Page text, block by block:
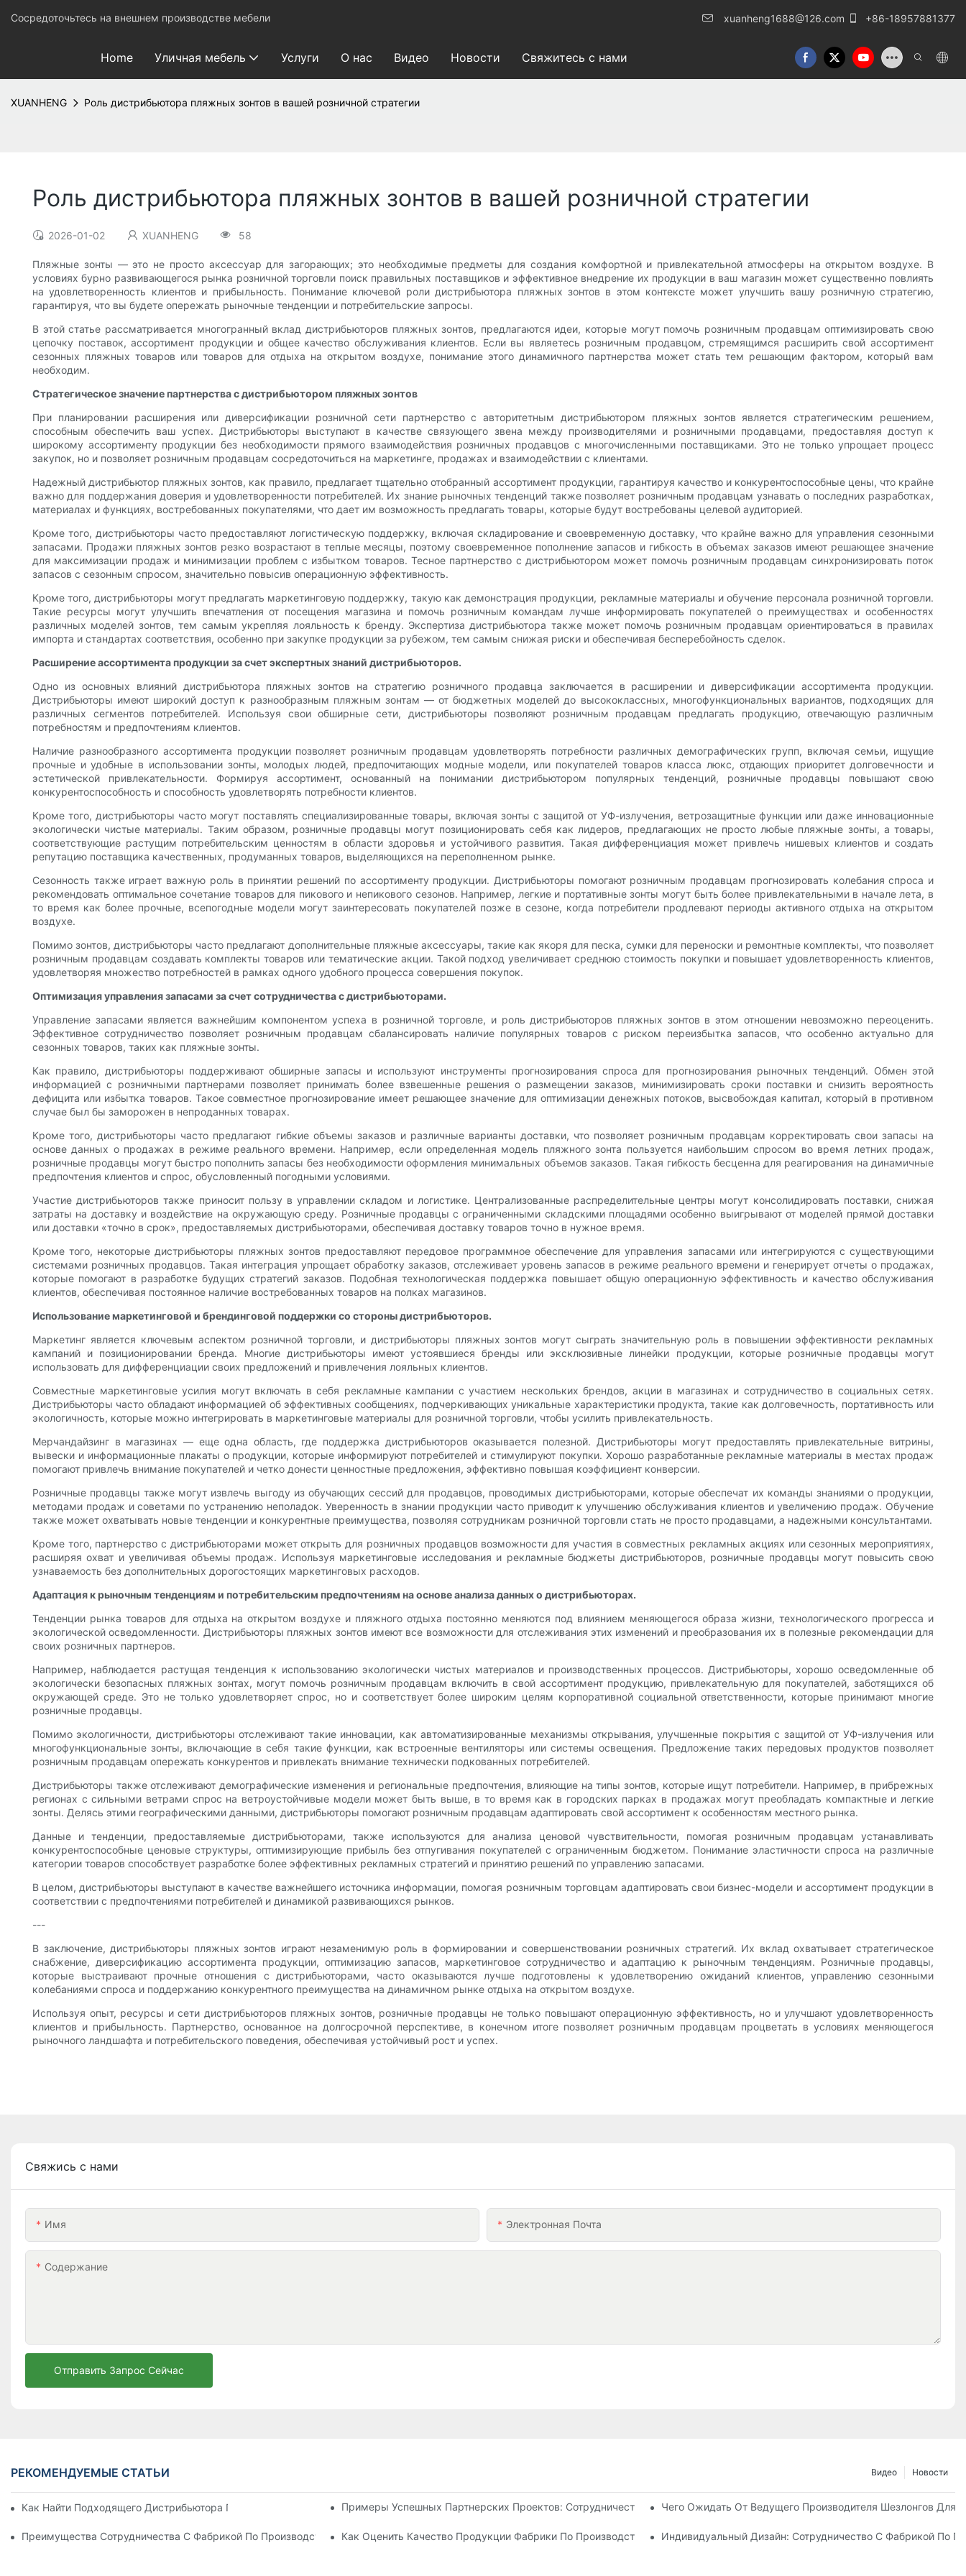
Сосредоточьтесь на внешнем производстве мебели xuanheng1688@126.com +86-18957881377
Home Уличная мебель Услуги О нас Видео Новости Свяжитесь с нами
XUANHENG Роль дистрибьютора пляжных зонтов в вашей розничной стратегии
Роль дистрибьютора пляжных зонтов в вашей розничной стратегии
2026-01-02 XUANHENG 58
Пляжные зонты — это не просто аксессуар для загорающих; это необходимые предметы для создания комфортной и привлекательной атмосферы на открытом воздухе. В
условиях бурно развивающегося рынка розничной торговли поиск правильных поставщиков и эффективное внедрение их продукции в ваш магазин может существенно повлиять
на удовлетворенность клиентов и прибыльность. Понимание ключевой роли дистрибьютора пляжных зонтов в этом контексте может улучшить вашу розничную стратегию,
гарантируя, что вы будете опережать рыночные тенденции и потребительские запросы.
В этой статье рассматривается многогранный вклад дистрибьюторов пляжных зонтов, предлагаются идеи, которые могут помочь розничным продавцам оптимизировать свою
цепочку поставок, ассортимент продукции и общее качество обслуживания клиентов. Если вы являетесь розничным продавцом, стремящимся расширить свой ассортимент
сезонных пляжных товаров или товаров для отдыха на открытом воздухе, понимание этого динамичного партнерства может стать тем решающим фактором, который вам
необходим.
Стратегическое значение партнерства с дистрибьютором пляжных зонтов
При планировании расширения или диверсификации розничной сети партнерство с авторитетным дистрибьютором пляжных зонтов является стратегическим решением,
способным обеспечить ваш успех. Дистрибьюторы выступают в качестве связующего звена между производителями и розничными продавцами, предоставляя доступ к
широкому ассортименту продукции без необходимости прямого взаимодействия розничных продавцов с многочисленными поставщиками. Это не только упрощает процесс
закупок, но и позволяет розничным продавцам сосредоточиться на маркетинге, продажах и взаимодействии с клиентами.
Надежный дистрибьютор пляжных зонтов, как правило, предлагает тщательно отобранный ассортимент продукции, гарантируя качество и конкурентоспособные цены, что крайне
важно для поддержания доверия и удовлетворенности потребителей. Их знание рыночных тенденций также позволяет розничным продавцам узнавать о последних разработках,
материалах и функциях, востребованных покупателями, что дает им возможность предлагать товары, которые будут востребованы целевой аудиторией.
Кроме того, дистрибьюторы часто предоставляют логистическую поддержку, включая складирование и своевременную доставку, что крайне важно для управления сезонными
запасами. Продажи пляжных зонтов резко возрастают в теплые месяцы, поэтому своевременное пополнение запасов и гибкость в объемах заказов имеют решающее значение
для максимизации продаж и минимизации проблем с избытком товаров. Тесное партнерство с дистрибьютором может помочь розничным продавцам синхронизировать поток
запасов с сезонным спросом, значительно повысив операционную эффективность.
Кроме того, дистрибьюторы могут предлагать маркетинговую поддержку, такую ​​как демонстрация продукции, рекламные материалы и обучение персонала розничной торговли.
Такие ресурсы могут улучшить впечатления от посещения магазина и помочь розничным командам лучше информировать покупателей о преимуществах и особенностях
различных моделей зонтов, тем самым укрепляя лояльность к бренду. Экспертиза дистрибьютора также может помочь розничным продавцам ориентироваться в правилах
импорта и стандартах соответствия, особенно при закупке продукции за рубежом, тем самым снижая риски и обеспечивая бесперебойность сделок.
Расширение ассортимента продукции за счет экспертных знаний дистрибьюторов.
Одно из основных влияний дистрибьютора пляжных зонтов на стратегию розничного продавца заключается в расширении и диверсификации ассортимента продукции.
Дистрибьюторы имеют широкий доступ к разнообразным пляжным зонтам — от бюджетных моделей до высококлассных, многофункциональных вариантов, подходящих для
различных сегментов потребителей. Используя свои обширные сети, дистрибьюторы позволяют розничным продавцам предлагать продукцию, отвечающую различным
потребностям и предпочтениям клиентов.
Наличие разнообразного ассортимента продукции позволяет розничным продавцам удовлетворять потребности различных демографических групп, включая семьи, ищущие
прочные и удобные в использовании зонты, молодых людей, предпочитающих модные модели, или покупателей товаров класса люкс, отдающих приоритет долговечности и
эстетической привлекательности. Формируя ассортимент, основанный на понимании дистрибьютором популярных тенденций, розничные продавцы повышают свою
конкурентоспособность и способность удовлетворять потребности клиентов.
Кроме того, дистрибьюторы часто могут поставлять специализированные товары, включая зонты с защитой от УФ-излучения, ветрозащитные функции или даже инновационные
экологически чистые материалы. Таким образом, розничные продавцы могут позиционировать себя как лидеров, предлагающих не просто любые пляжные зонты, а товары,
соответствующие растущим потребительским ценностям в области здоровья и устойчивого развития. Такая дифференциация может привлечь нишевых клиентов и создать
репутацию поставщика качественных, продуманных товаров, выделяющихся на переполненном рынке.
Сезонность также играет важную роль в принятии решений по ассортименту продукции. Дистрибьюторы помогают розничным продавцам прогнозировать колебания спроса и
рекомендовать оптимальное сочетание товаров для пикового и непикового сезонов. Например, легкие и портативные зонты могут быть более привлекательными в начале лета, в
то время как более прочные, всепогодные модели могут заинтересовать покупателей позже в сезоне, когда потребители продлевают периоды активного отдыха на открытом
воздухе.
Помимо зонтов, дистрибьюторы часто предлагают дополнительные пляжные аксессуары, такие как якоря для песка, сумки для переноски и ремонтные комплекты, что позволяет
розничным продавцам создавать комплекты товаров или тематические акции. Такой подход увеличивает среднюю стоимость покупки и повышает удовлетворенность клиентов,
удовлетворяя множество потребностей в рамках одного удобного процесса совершения покупок.
Оптимизация управления запасами за счет сотрудничества с дистрибьюторами.
Управление запасами является важнейшим компонентом успеха в розничной торговле, и роль дистрибьюторов пляжных зонтов в этом отношении невозможно переоценить.
Эффективное сотрудничество позволяет розничным продавцам сбалансировать наличие популярных товаров с риском переизбытка запасов, что особенно актуально для
сезонных товаров, таких как пляжные зонты.
Как правило, дистрибьюторы поддерживают обширные запасы и используют инструменты прогнозирования спроса для прогнозирования рыночных тенденций. Обмен этой
информацией с розничными партнерами позволяет принимать более взвешенные решения о размещении заказов, минимизировать сроки поставки и снизить вероятность
дефицита или избытка товаров. Такое совместное прогнозирование имеет решающее значение для оптимизации денежных потоков, высвобождая капитал, который в противном
случае был бы заморожен в непроданных товарах.
Кроме того, дистрибьюторы часто предлагают гибкие объемы заказов и различные варианты доставки, что позволяет розничным продавцам корректировать свои запасы на
основе данных о продажах в режиме реального времени. Например, если определенная модель пляжного зонта пользуется наибольшим спросом во время летних продаж,
розничные продавцы могут быстро пополнить запасы без необходимости оформления минимальных объемов заказов. Такая гибкость бесценна для реагирования на динамичные
предпочтения клиентов и спрос, обусловленный погодными условиями.
Участие дистрибьюторов также приносит пользу в управлении складом и логистике. Централизованные распределительные центры могут консолидировать поставки, снижая
затраты на доставку и воздействие на окружающую среду. Розничные продавцы с ограниченными складскими площадями особенно выигрывают от моделей прямой доставки
или доставки «точно в срок», предоставляемых дистрибьюторами, обеспечивая доставку товаров точно в нужное время.
Кроме того, некоторые дистрибьюторы пляжных зонтов предоставляют передовое программное обеспечение для управления запасами или интегрируются с существующими
системами розничных продавцов. Такая интеграция упрощает обработку заказов, отслеживает уровень запасов в режиме реального времени и генерирует отчеты о продажах,
которые помогают в разработке будущих стратегий заказов. Подобная технологическая поддержка повышает общую операционную эффективность и качество обслуживания
клиентов, обеспечивая постоянное наличие востребованных товаров на полках магазинов.
Использование маркетинговой и брендинговой поддержки со стороны дистрибьюторов.
Маркетинг является ключевым аспектом розничной торговли, и дистрибьюторы пляжных зонтов могут сыграть значительную роль в повышении эффективности рекламных
кампаний и позиционировании бренда. Многие дистрибьюторы имеют устоявшиеся бренды или эксклюзивные линейки продукции, которые розничные продавцы могут
использовать для дифференциации своих предложений и привлечения лояльных клиентов.
Совместные маркетинговые усилия могут включать в себя рекламные кампании с участием нескольких брендов, акции в магазинах и сотрудничество в социальных сетях.
Дистрибьюторы часто обладают информацией об эффективных сообщениях, подчеркивающих уникальные характеристики продукта, такие как долговечность, портативность или
экологичность, которые можно интегрировать в маркетинговые материалы для розничной торговли, чтобы усилить привлекательность.
Мерчандайзинг в магазинах — еще одна область, где поддержка дистрибьюторов оказывается полезной. Дистрибьюторы могут предоставлять привлекательные витрины,
вывески и информационные плакаты о продукции, которые информируют потребителей и стимулируют покупки. Хорошо разработанные рекламные материалы в местах продаж
помогают привлечь внимание покупателей и четко донести ценностные предложения, эффективно повышая коэффициент конверсии.
Розничные продавцы также могут извлечь выгоду из обучающих сессий для продавцов, проводимых дистрибьюторами, которые обеспечат их команды знаниями о продукции,
методами продаж и советами по устранению неполадок. Уверенность в знании продукции часто приводит к улучшению обслуживания клиентов и увеличению продаж. Обучение
также может охватывать новые тенденции и конкурентные преимущества, позволяя сотрудникам розничной торговли стать не просто продавцами, а надежными консультантами.
Кроме того, партнерство с дистрибьюторами может открыть для розничных продавцов возможности для участия в совместных рекламных акциях или сезонных мероприятиях,
расширяя охват и увеличивая объемы продаж. Используя маркетинговые исследования и рекламные бюджеты дистрибьюторов, розничные продавцы могут повысить свою
узнаваемость без дополнительных дорогостоящих маркетинговых расходов.
Адаптация к рыночным тенденциям и потребительским предпочтениям на основе анализа данных о дистрибьюторах.
Тенденции рынка товаров для отдыха на открытом воздухе и пляжного отдыха постоянно меняются под влиянием меняющегося образа жизни, технологического прогресса и
экологической осведомленности. Дистрибьюторы пляжных зонтов имеют все возможности для отслеживания этих изменений и преобразования их в полезные рекомендации для
своих розничных партнеров.
Например, наблюдается растущая тенденция к использованию экологически чистых материалов и производственных процессов. Дистрибьюторы, хорошо осведомленные об
экологически безопасных пляжных зонтах, могут помочь розничным продавцам включить в свой ассортимент продукцию, привлекательную для покупателей, заботящихся об
окружающей среде. Это не только удовлетворяет спрос, но и соответствует более широким целям корпоративной социальной ответственности, которые принимают многие
розничные продавцы.
Помимо экологичности, дистрибьюторы отслеживают такие инновации, как автоматизированные механизмы открывания, улучшенные покрытия с защитой от УФ-излучения или
многофункциональные зонты, включающие в себя такие функции, как встроенные вентиляторы или системы освещения. Предложение таких передовых продуктов позволяет
розничным продавцам опережать конкурентов и привлекать внимание технически подкованных потребителей.
Дистрибьюторы также отслеживают демографические изменения и региональные предпочтения, влияющие на типы зонтов, которые ищут потребители. Например, в прибрежных
регионах с сильными ветрами спрос на ветроустойчивые модели может быть выше, в то время как в городских парках в продажах могут преобладать компактные и легкие
зонты. Делясь этими географическими данными, дистрибьюторы помогают розничным продавцам адаптировать свой ассортимент к особенностям местного рынка.
Данные и тенденции, предоставляемые дистрибьюторами, также используются для анализа ценовой чувствительности, помогая розничным продавцам устанавливать
конкурентоспособные ценовые структуры, оптимизирующие прибыль без отпугивания покупателей с ограниченным бюджетом. Понимание эластичности спроса на различные
категории товаров способствует разработке более эффективных рекламных стратегий и принятию решений по управлению запасами.
В целом, дистрибьюторы выступают в качестве важнейшего источника информации, помогая розничным торговцам адаптировать свои бизнес-модели и ассортимент продукции в
соответствии с предпочтениями потребителей и динамикой развивающихся рынков.
---
В заключение, дистрибьюторы пляжных зонтов играют незаменимую роль в формировании и совершенствовании розничных стратегий. Их вклад охватывает стратегическое
снабжение, диверсификацию ассортимента продукции, оптимизацию запасов, маркетинговое сотрудничество и адаптацию к рыночным тенденциям. Розничные продавцы,
которые выстраивают прочные отношения с дистрибьюторами, часто оказываются лучше подготовлены к удовлетворению ожиданий клиентов, управлению сезонными
колебаниями спроса и поддержанию конкурентного преимущества на динамичном рынке отдыха на открытом воздухе.
Используя опыт, ресурсы и сети дистрибьюторов пляжных зонтов, розничные продавцы не только повышают операционную эффективность, но и улучшают удовлетворенность
клиентов и прибыльность. Партнерство, основанное на долгосрочной перспективе, в конечном итоге позволяет розничным продавцам процветать в условиях меняющегося
рыночного ландшафта и потребительского поведения, обеспечивая устойчивый рост и успех.
Свяжись с нами
Имя Электронная Почта
Содержание
Отправить Запрос Сейчас
РЕКОМЕНДУЕМЫЕ СТАТЬИ Новости
Видео
Как Найти Подходящего Дистрибьютора Пляжных Зонтов Для Нужд Вашего БизнесаПримеры Успешных Партнерских Проектов: Сотрудничество С Дистрибьюторами Пляжных Зонтов
Чего Ожидать От Ведущего Производителя Шезлонгов Для
Преимущества Сотрудничества С Фабрикой По Производству Шезлонгов Для Отдыха На Открытом Воздухе.Как Оценить Качество Продукции Фабрики По Производству Шезлонгов Для Отдыха На Открытом Воздухе
Индивидуальный Дизайн: Сотрудничество С Фабрикой По